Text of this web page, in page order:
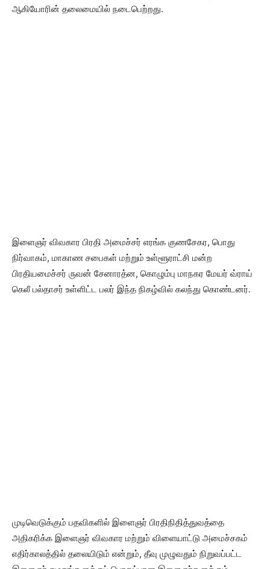
ஆகியோரின் தலைமையில் நடைபெற்றது.
இளைஞர் விவகார பிரதி அமைச்சர் எரங்க குணசேகர, பொது
நிர்வாகம், மாகாண சபைகள் மற்றும் உள்ளூராட்சி மன்ற
பிரதியமைச்சர் ருவன் சேனாரத்ன, கொழும்பு மாநகர மேயர் வ்ராய்
கெலீ பல்தாசர் உள்ளிட்ட பலர் இந்த நிகழ்வில் கலந்து கொண்டனர்.
முடிவெடுக்கும் பதவிகளில் இளைஞர் பிரதிநிதித்துவத்தை
அதிகரிக்க இளைஞர் விவகார மற்றும் விளையாட்டு அமைச்சகம்
எதிர்காலத்தில் தலையிடும் என்றும், தீவு முழுவதும் நிறுவப்பட்ட